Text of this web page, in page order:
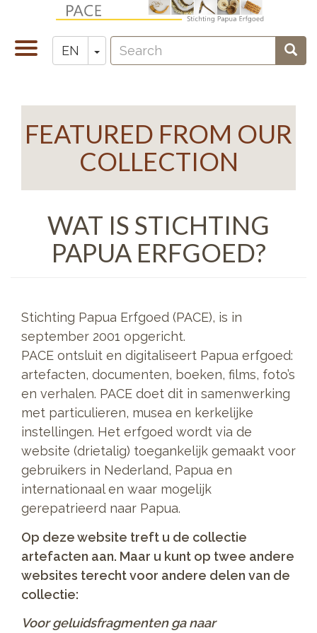
mainToggle
navigation
EN Toggle Dropdown
Zoeken
Search
FEATURED FROM OUR
COLLECTION
WAT IS STICHTING
PAPUA ERFGOED?
Stichting Papua Erfgoed (PACE), is in
september 2001 opgericht.
PACE ontsluit en digitaliseert Papua erfgoed:
artefacten, documenten, boeken, films, foto’s
en verhalen. PACE doet dit in samenwerking
met particulieren, musea en kerkelijke
instellingen. Het erfgoed wordt via de
website (drietalig) toegankelijk gemaakt voor
gebruikers in Nederland, Papua en
internationaal en waar mogelijk
gerepatrieerd naar Papua.
Op deze website treft u de collectie
artefacten aan. Maar u kunt op twee andere
websites terecht voor andere delen van de
collectie:
Voor geluidsfragmenten ga naar